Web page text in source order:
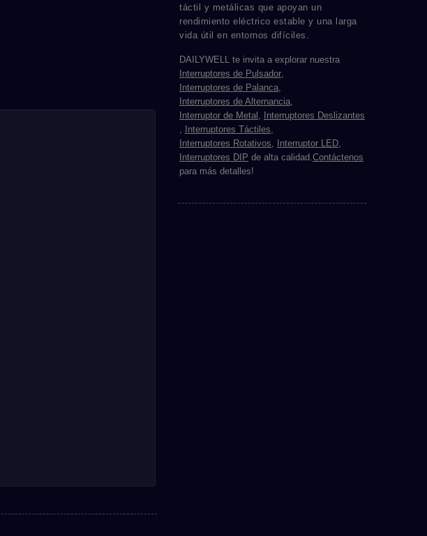
táctil y metálicas que apoyan un
rendimiento eléctrico estable y una larga
vida útil en entornos difíciles.
DAILYWELL te invita a explorar nuestra
Interruptores de Pulsador,
Interruptores de Palanca,
Interruptores de Alternancia,
Interruptor de Metal ,
Interruptores Deslizantes
,
Interruptores Táctiles,
Interruptores Rotativos, Interruptor LED,
Interruptores DIP de alta calidad.Contáctenos
para más detalles!